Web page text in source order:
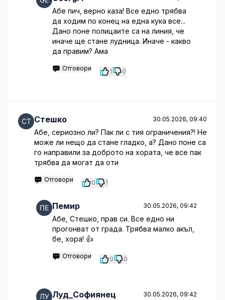
Абе пич, верно каза! Все едно трябва
да ходим по конец на една кука все...
Дано поне полицаите са на линия, че
иначе ще стане лудница. Иначе - какво
да правим? Ама
Отговори 1 0
Стешко 30.05.2026, 09:40
Абе, сериозно ли? Пак ли с тия ограничения?! Не
може ли нещо да стане гладко, а? Дано поне са
го направили за доброто на хората, че все пак
трябва да могат да оти
Отговори 0 1
Пемир 30.05.2026, 09:42
Абе, Стешко, прав си. Все едно ни
прогонват от града. Трябва малко акъл,
бе, хора! 👍
Отговори 0 0
Луд_Софиянец 30.05.2026, 09:42